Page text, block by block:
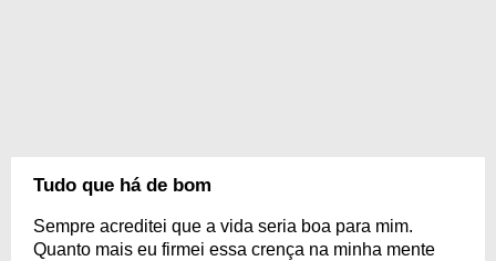
Tudo que há de bom
Sempre acreditei que a vida seria boa para mim.
Quanto mais eu firmei essa crença na minha mente